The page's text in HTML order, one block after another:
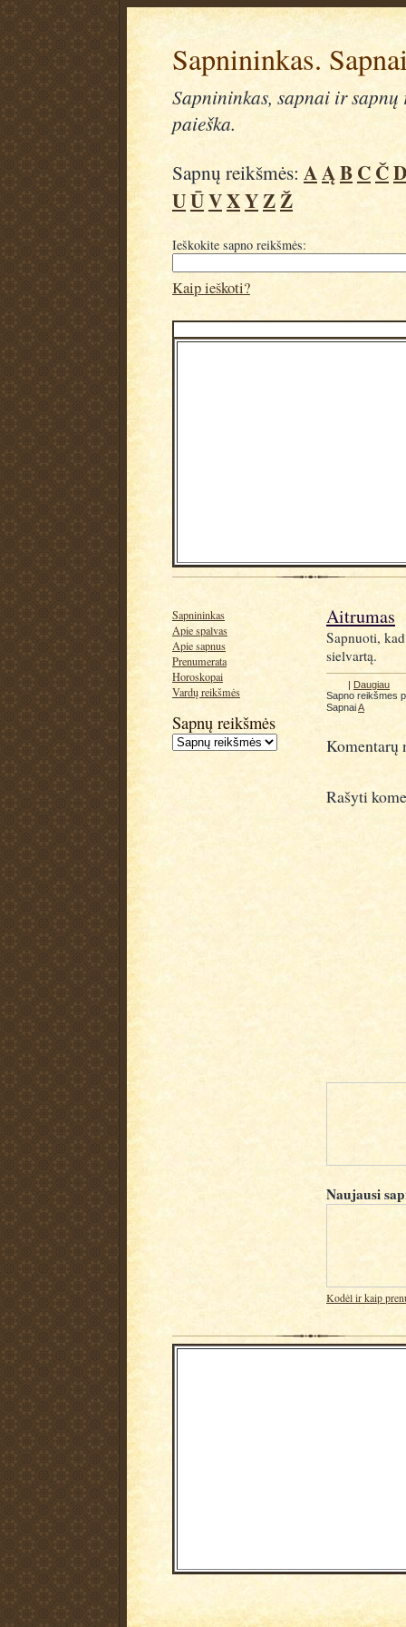
Sapnininkas.
Sapnininkas, sapnai ir
paieška.
Sapnų reikšmės: AĄBCČD
UŪVXYZŽ
Ieškokite sapno reikšmės:
Kaip ieškoti?
Sapnininkas
Apie spalvas
Apie sapnus
Prenumerata
Horoskopai
Vardų reikšmės
Sapnų reikšmės
Aitrumas
Sapnuoti,
sielvartą.
| Daugiau
Sapno reikšmes
SapnaiA
Komentarų
Rašyti
Naujausi
Kodėl ir kaip